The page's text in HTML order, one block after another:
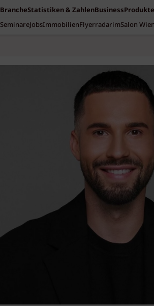
BrancheStatistiken & ZahlenBusiness
SeminareJobsImmobilienFlyerradarimSalon Wien